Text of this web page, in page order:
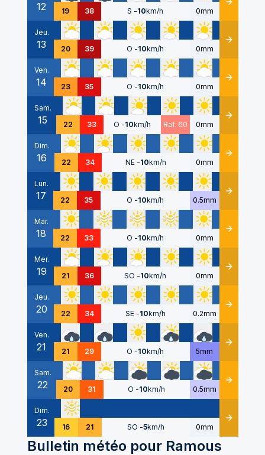
12 19 38 S -10km/h 0mm Détails
Jeu.
13 20 39 O -10km/h 0mm Détails
Ven.
14 23 35 O -10km/h 0mm Détails
Sam.
15 22 33 O -10km/h Raf. 60 0mm Détails
Dim.
16 22 34 NE -10km/h 0mm Détails
Lun.
17 22 35 O -10km/h 0.5mm Détails
Mar.
18 22 33 O -10km/h 0mm Détails
Mer.
19 21 36 SO -10km/h 0mm Détails
Jeu.
20 22 34 SE -10km/h 0.2mm Détails
Ven.
21 21 29 O -10km/h 5mm Détails
Sam.
22 20 31 O -10km/h 0.5mm Détails
Dim.
23 16 21 SO -5km/h 0mm Détails
Bulletin météo pour Ramous